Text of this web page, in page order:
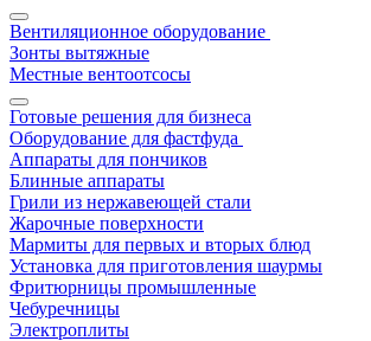
Вентиляционное оборудование
Зонты вытяжные
Местные вентоотсосы
Готовые решения для бизнеса
Оборудование для фастфуда
Аппараты для пончиков
Блинные аппараты
Грили из нержавеющей стали
Жарочные поверхности
Мармиты для первых и вторых блюд
Установка для приготовления шаурмы
Фритюрницы промышленные
Чебуречницы
Электроплиты